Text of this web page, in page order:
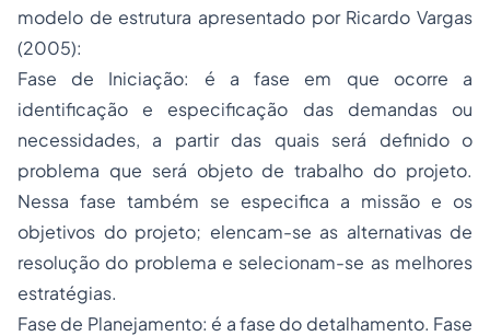
modelo de estrutura apresentado por Ricardo Vargas
(2005):
Fase de Iniciação: é a fase em que ocorre a
identificação e especificação das demandas ou
necessidades, a partir das quais será definido o
problema que será objeto de trabalho do projeto.
Nessa fase também se especifica a missão e os
objetivos do projeto; elencam-se as alternativas de
resolução do problema e selecionam-se as melhores
estratégias.
Fase de Planejamento: é a fase do detalhamento. Fase